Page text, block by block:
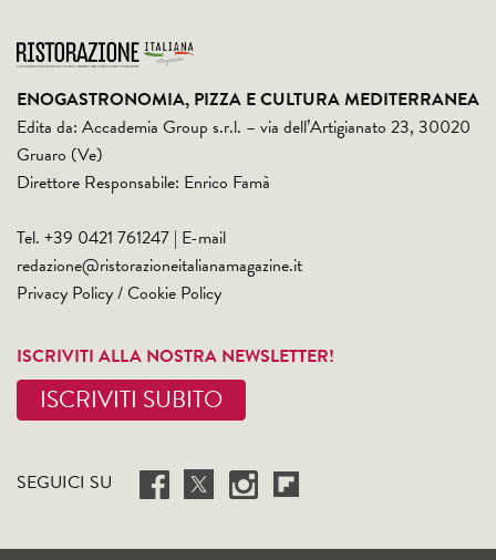
ENOGASTRONOMIA, PIZZA E CULTURA MEDITERRANEA
Edita da: Accademia Group s.r.l. – via dell’Artigianato 23, 30020
Gruaro (Ve)
Direttore Responsabile: Enrico Famà
Tel. +39 0421 761247 | E-mail
redazione@ristorazioneitalianamagazine.it
Privacy Policy/Cookie Policy
ISCRIVITI ALLA NOSTRA NEWSLETTER!
ISCRIVITI SUBITO
SEGUICI SU